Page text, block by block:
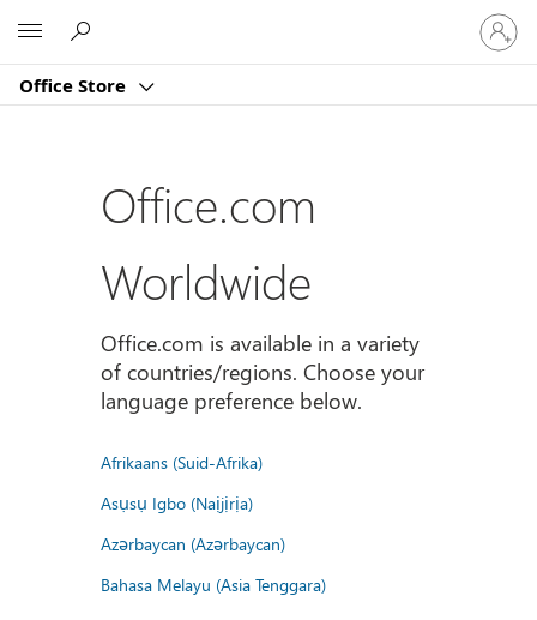
Office Store
Sign
in
to
account
Office.com
Worldwide
Office.com is available in a variety
of countries/regions. Choose your
language preference below.
Afrikaans (Suid-Afrika)
Asụsụ Igbo (Naịjịrịa)
Azərbaycan (Azərbaycan)
Bahasa Melayu (Asia Tenggara)